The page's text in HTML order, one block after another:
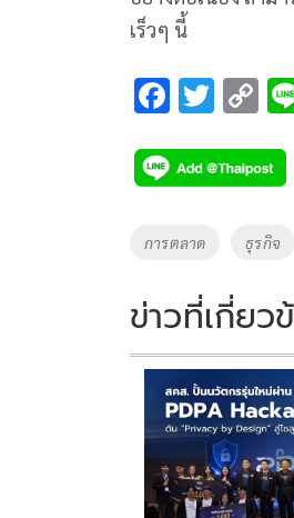
เร็วๆ นี้
F
e
b
o
k
T
tt
er
C
p
y
Li
k
Tags
การตลาด ธุรกิจ
ข่าวที่เกี่ยว